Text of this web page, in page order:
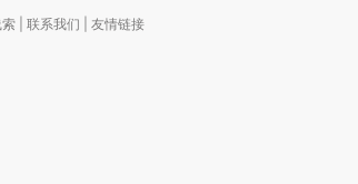
联系我们 友情链接